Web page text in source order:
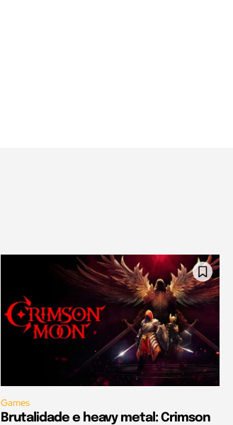
Games
Brutalidade e heavy metal: Crimson